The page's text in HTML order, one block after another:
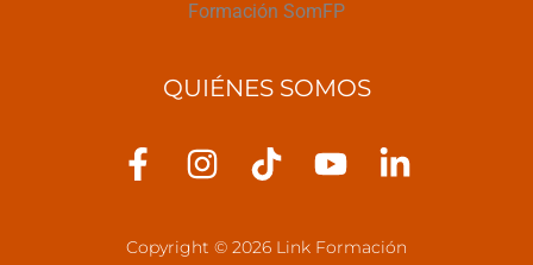
QUIÉNES SOMOS
F
I
T
Y
L
Copyright © 2026 Link Formación